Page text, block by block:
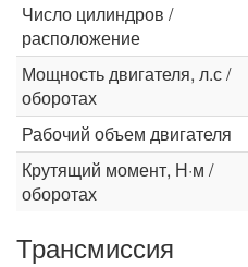
Число цилиндров /
расположение
Мощность двигателя, л.с /
оборотах
Рабочий объем двигателя
Крутящий момент, Н·м /
оборотах
Трансмиссия